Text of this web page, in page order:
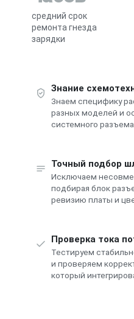
средний срок
ремонта гнезда
зарядки
Знание
Знаем специфику
разных моделей и
системного разъема.
Точный подбор
Исключаем
подбирая блок
ревизию платы и
Проверка тока
Тестируем
и проверяем
который